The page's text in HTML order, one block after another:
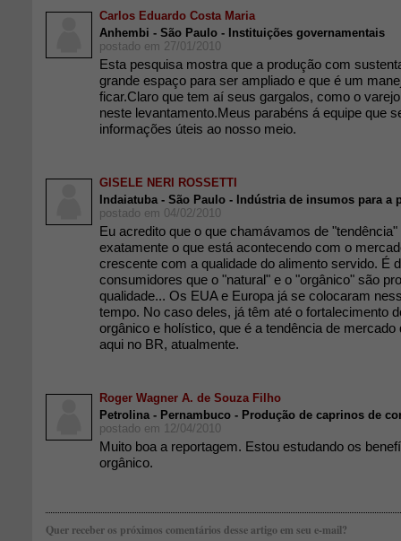
Carlos Eduardo Costa Maria
Anhembi - São Paulo - Instituições governamentais
postado em 27/01/2010
Esta pesquisa mostra que a produção com
grande espaço para ser ampliado e que é um
ficar.Claro que tem aí seus gargalos, como o
neste levantamento.Meus parabéns á equipe que
informações úteis ao nosso meio.
GISELE NERI ROSSETTI
Indaiatuba - São Paulo - Indústria de insumos para a
postado em 04/02/2010
Eu acredito que o que chamávamos de
exatamente o que está acontecendo com o
crescente com a qualidade do alimento servido. É
consumidores que o "natural" e o "orgânico" são
qualidade... Os EUA e Europa já se colocaram
tempo. No caso deles, já têm até o fortalecimento
orgânico e holístico, que é a tendência de mercado
aqui no BR, atualmente.
Roger Wagner A. de Souza Filho
Petrolina - Pernambuco - Produção de caprinos de
postado em 12/04/2010
Muito boa a reportagem. Estou estudando os
orgânico.
Quer receber os próximos comentários desse artigo em seu e-mail?